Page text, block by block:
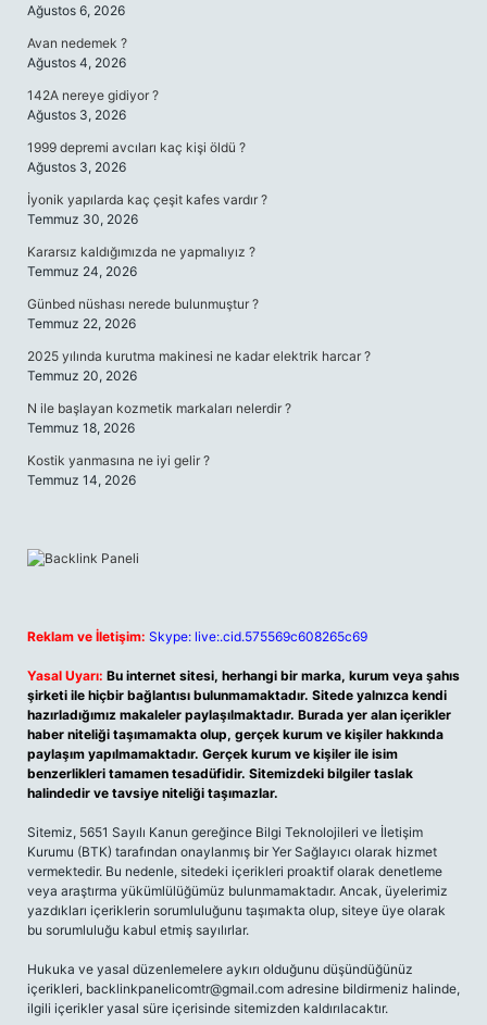
Ağustos 6, 2026
Avan nedemek ?
Ağustos 4, 2026
142A nereye gidiyor ?
Ağustos 3, 2026
1999 depremi avcıları kaç kişi öldü ?
Ağustos 3, 2026
İyonik yapılarda kaç çeşit kafes vardır ?
Temmuz 30, 2026
Kararsız kaldığımızda ne yapmalıyız ?
Temmuz 24, 2026
Günbed nüshası nerede bulunmuştur ?
Temmuz 22, 2026
2025 yılında kurutma makinesi ne kadar elektrik harcar ?
Temmuz 20, 2026
N ile başlayan kozmetik markaları nelerdir ?
Temmuz 18, 2026
Kostik yanmasına ne iyi gelir ?
Temmuz 14, 2026
Reklam ve İletişim: Skype: live:.cid.575569c608265c69
Yasal Uyarı: Bu internet sitesi, herhangi bir marka, kurum veya şahıs
şirketi ile hiçbir bağlantısı bulunmamaktadır. Sitede yalnızca kendi
hazırladığımız makaleler paylaşılmaktadır. Burada yer alan içerikler
haber niteliği taşımamakta olup, gerçek kurum ve kişiler hakkında
paylaşım yapılmamaktadır. Gerçek kurum ve kişiler ile isim
benzerlikleri tamamen tesadüfidir. Sitemizdeki bilgiler taslak
halindedir ve tavsiye niteliği taşımazlar.
Sitemiz, 5651 Sayılı Kanun gereğince Bilgi Teknolojileri ve İletişim
Kurumu (BTK) tarafından onaylanmış bir Yer Sağlayıcı olarak hizmet
vermektedir. Bu nedenle, sitedeki içerikleri proaktif olarak denetleme
veya araştırma yükümlülüğümüz bulunmamaktadır. Ancak, üyelerimiz
yazdıkları içeriklerin sorumluluğunu taşımakta olup, siteye üye olarak
bu sorumluluğu kabul etmiş sayılırlar.
Hukuka ve yasal düzenlemelere aykırı olduğunu düşündüğünüz
içerikleri, backlinkpanelicomtr@gmail.com adresine bildirmeniz halinde,
ilgili içerikler yasal süre içerisinde sitemizden kaldırılacaktır.